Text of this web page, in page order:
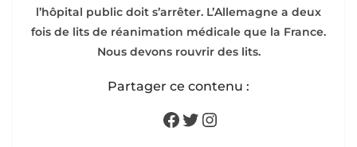
l’hôpital public doit s’arrêter. L’Allemagne a deux
fois de lits de réanimation médicale que la France.
Nous devons rouvrir des lits.
Partager ce contenu :
Facebook
Twitter
Instagram